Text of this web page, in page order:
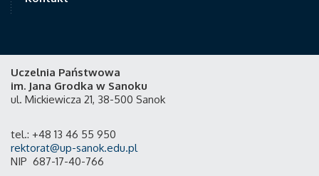
Uczelnia Państwowa
im. Jana Grodka w Sanoku
ul. Mickiewicza 21, 38-500 Sanok
tel.: +48 13 46 55 950
rektorat@up-sanok.edu.pl
NIP 687-17-40-766